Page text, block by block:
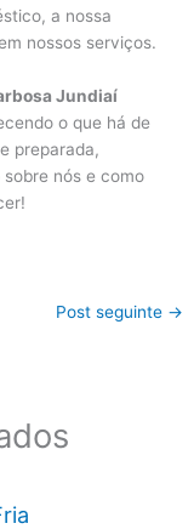
a nossa
nossos serviços.
Jundiaí
o que há de
preparada,
nós e como
Post seguinte →